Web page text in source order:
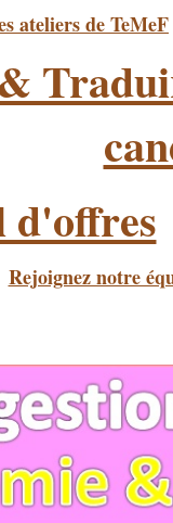
ateliers de TeMeF
d'offres
Rejoignez notre